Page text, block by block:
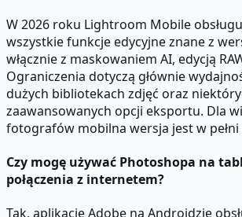
W 2026 roku Lightroom Mobile
wszystkie funkcje edycyjne znane z
włącznie z maskowaniem AI, edycją
Ograniczenia dotyczą głównie
dużych bibliotekach zdjęć oraz
zaawansowanych opcji eksportu. Dla
fotografów mobilna wersja jest w pełni
Czy mogę używać Photoshopa na
połączenia z internetem?
Tak, aplikacje Adobe na Androidzie